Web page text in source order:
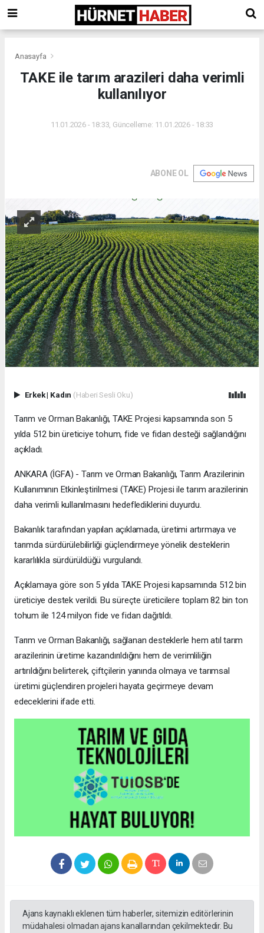
Anasayfa
TAKE ile tarım arazileri daha verimli
kullanılıyor
11.01.2026 - 18:33, Güncelleme: 11.01.2026 - 18:33
ABONE OL
Erkek| Kadın (Haberi Sesli Oku)
Tarım ve Orman Bakanlığı, TAKE Projesi kapsamında son 5
yılda 512 bin üreticiye tohum, fide ve fidan desteği sağlandığını
açıkladı.
ANKARA (İGFA) - Tarım ve Orman Bakanlığı, Tarım Arazilerinin
Kullanımının Etkinleştirilmesi (TAKE) Projesi ile tarım arazilerinin
daha verimli kullanılmasını hedeflediklerini duyurdu.
Bakanlık tarafından yapılan açıklamada, üretimi artırmaya ve
tarımda sürdürülebilirliği güçlendirmeye yönelik desteklerin
kararlılıkla sürdürüldüğü vurgulandı.
Açıklamaya göre son 5 yılda TAKE Projesi kapsamında 512 bin
üreticiye destek verildi. Bu süreçte üreticilere toplam 82 bin ton
tohum ile 124 milyon fide ve fidan dağıtıldı.
Tarım ve Orman Bakanlığı, sağlanan desteklerle hem atıl tarım
arazilerinin üretime kazandırıldığını hem de verimliliğin
artırıldığını belirterek, çiftçilerin yanında olmaya ve tarımsal
üretimi güçlendiren projeleri hayata geçirmeye devam
edeceklerini ifade etti.
Ajans kaynaklı eklenen tüm haberler, sitemizin editörlerinin
müdahalesi olmadan ajans kanallarından çekilmektedir. Bu